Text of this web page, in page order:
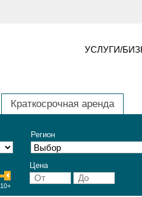
УСЛУГИ/
Краткосрочная аренда
Регион
10+
Цена